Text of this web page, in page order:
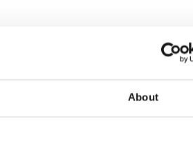
About